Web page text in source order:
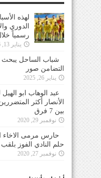
لهذه
الدوري
رسمياً
يناير 13, 2026
شباب الساحل يبحث
التضامن صور
يناير 26, 2025
عبد الوهاب ابو
الأنصار أكثر
بين 7 فرق
نوفمبر 29, 2020
حارس مرمى الاخاء
حلم النادي الفوز
نوفمبر 27, 2020